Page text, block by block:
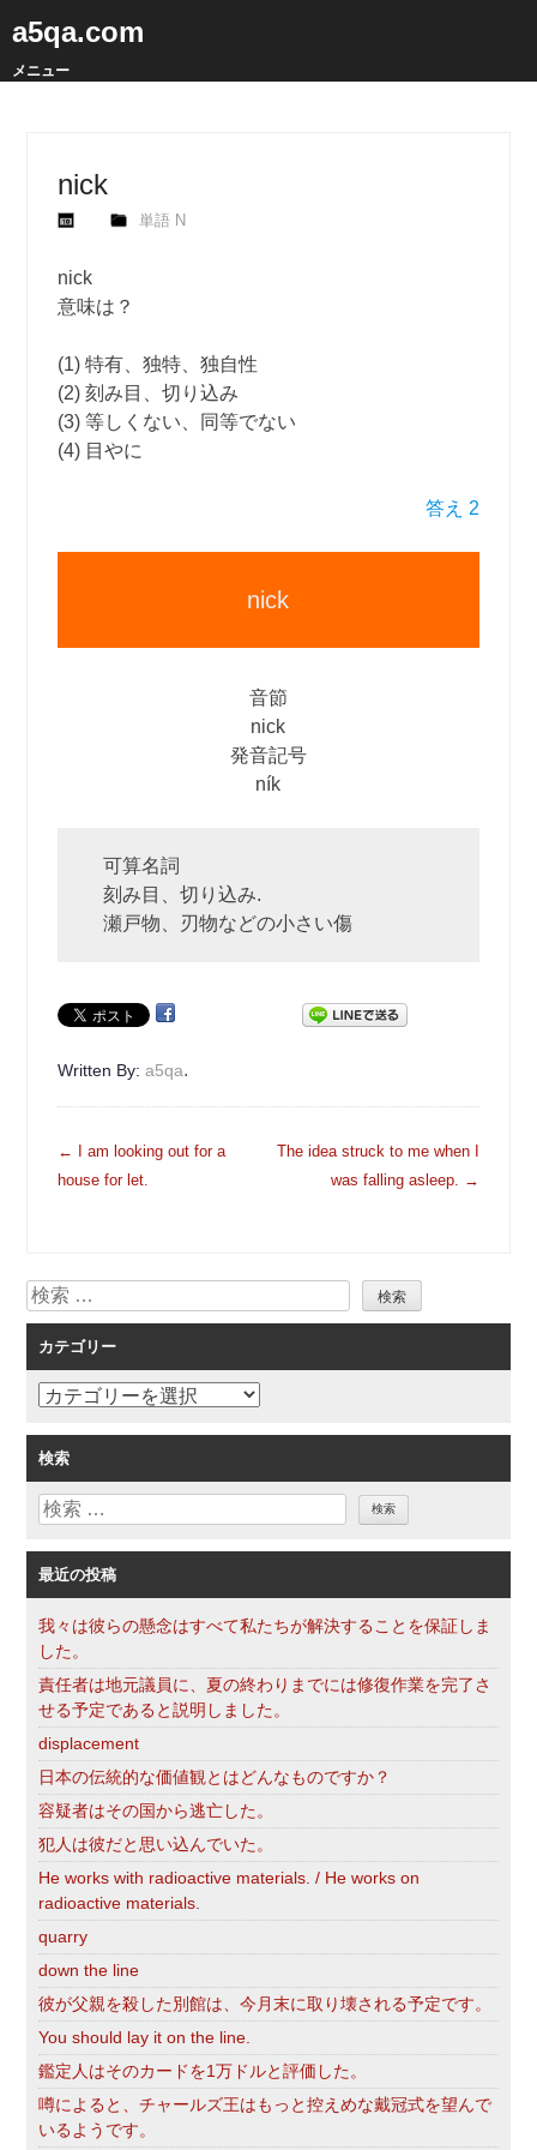
a5qa.com
メニュー
nick
単語 N
nick
意味は？
(1) 特有、独特、独自性
(2) 刻み目、切り込み
(3) 等しくない、同等でない
(4) 目やに
答え 2
nick
音節
nick
発音記号
ník
可算名詞
刻み目、切り込み.
瀬戸物、刃物などの小さい傷
Written By:a5qa.
投
稿
ー
シ
ョ
ン
←
I am looking out for a
house for let.
The idea struck to me when I
was falling asleep. →
検
索
カテゴリー
カ
ゴ
リ
ー
検索
検
最近の投稿
我々は彼らの懸念はすべて私たちが解決することを保証しま
した。
責任者は地元議員に、夏の終わりまでには修復作業を完了さ
せる予定であると説明しました。
displacement
日本の伝統的な価値観とはどんなものですか？
容疑者はその国から逃亡した。
犯人は彼だと思い込んでいた。
He works with radioactive materials. / He works on
radioactive materials.
quarry
down the line
彼が父親を殺した別館は、今月末に取り壊される予定です。
You should lay it on the line.
鑑定人はそのカードを1万ドルと評価した。
噂によると、チャールズ王はもっと控えめな戴冠式を望んで
いるようです。